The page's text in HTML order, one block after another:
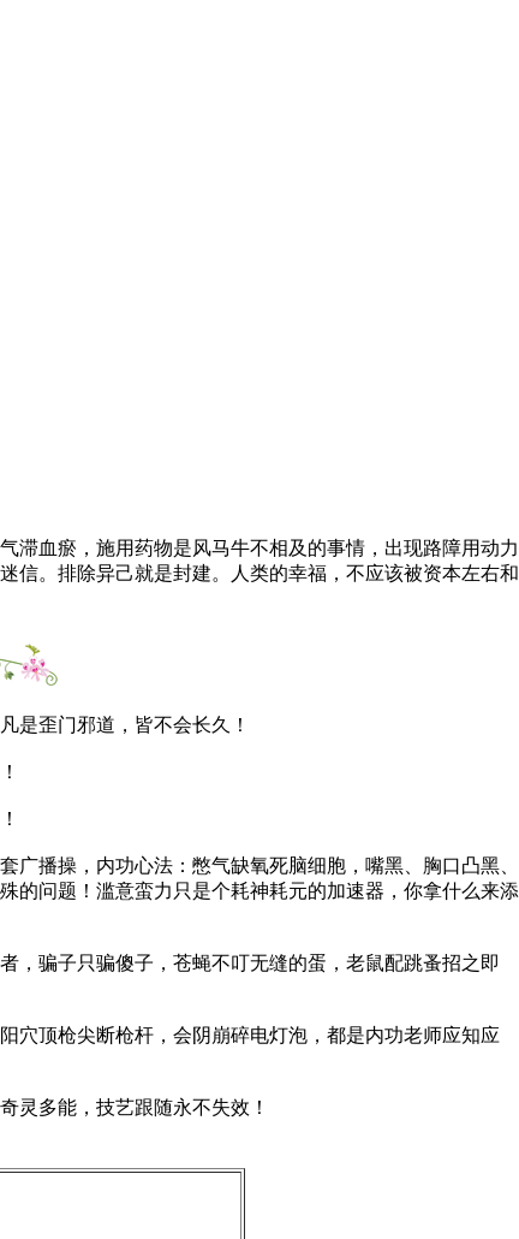
血瘀，施用药物是风马牛不相及的事情，出现路障用动力
信。排除异己就是封建。人类的幸福，不应该被资本左右和
歪门邪道，皆不会长久！
播操，内功心法：憋气缺氧死脑细胞，嘴黑、胸口凸黑、
的问题！滥意蛮力只是个耗神耗元的加速器，你拿什么来添
骗子只骗傻子，苍蝇不叮无缝的蛋，老鼠配跳蚤招之即
顶枪尖断枪杆，会阴崩碎电灯泡，都是内功老师应知应
多能，技艺跟随永不失效！